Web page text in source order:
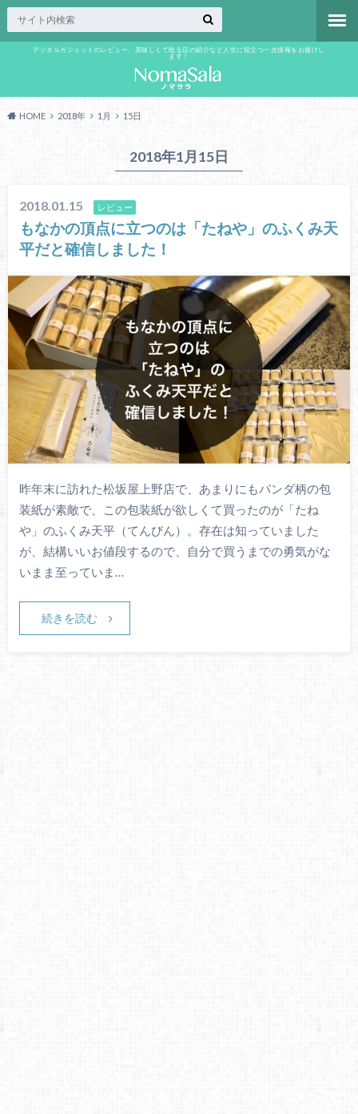
デジタルガジェットのレビュー、美味しくて唸る店の紹介など人生に役立つ一次情報をお届けし
ます！
HOME 2018年 1月 15日
2018年1月15日
2018.01.15 レビュー
もなかの頂点に立つのは「たねや」のふくみ天
平だと確信しました！
昨年末に訪れた松坂屋上野店で、あまりにもパンダ柄の包
装紙が素敵で、この包装紙が欲しくて買ったのが「たね
や」のふくみ天平（てんびん）。存在は知っていました
が、結構いいお値段するので、自分で買うまでの勇気がな
いまま至っていま…
続きを読む